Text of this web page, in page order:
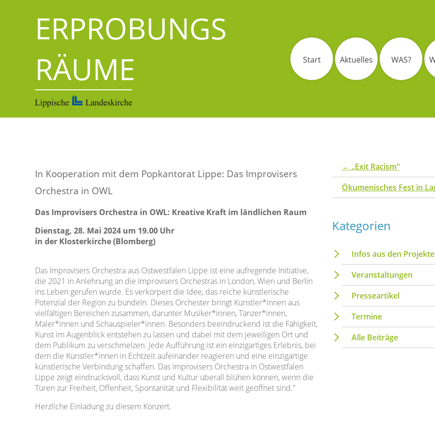
ERPROBUNGS
RÄUME
Start Aktuelles WAS?
In Kooperation mit dem Popkantorat Lippe: Das Improvisers
Orchestra in OWL
Das Improvisers Orchestra in OWL: Kreative Kraft im ländlichen Raum
Dienstag, 28. Mai 2024 um 19.00 Uhr
in der Klosterkirche (Blomberg)
Das Improvisers Orchestra aus Ostwestfalen Lippe ist eine aufregende Initiative,
die 2021 in Anlehnung an die Improvisers Orchestras in London, Wien und Berlin
ins Leben gerufen wurde. Es verkörpert die Idee, das reiche künstlerische
Potenzial der Region zu bündeln. Dieses Orchester bringt Künstler*innen aus
vielfältigen Bereichen zusammen, darunter Musiker*innen, Tänzer*innen,
Maler*innen und Schauspieler*innen. Besonders beeindruckend ist die Fähigkeit,
Kunst im Augenblick entstehen zu lassen und dabei mit dem jeweiligen Ort und
dem Publikum zu verschmelzen. Jede Aufführung ist ein einzigartiges Erlebnis, bei
dem die Künstler*innen in Echtzeit aufeinander reagieren und eine einzigartige
künstlerische Verbindung schaffen. Das Improvisers Orchestra in Ostwestfalen
Lippe zeigt eindrucksvoll, dass Kunst und Kultur überall blühen können, wenn die
Türen zur Freiheit, Offenheit, Spontanität und Flexibilität weit geöffnet sind."
Herzliche Einladung zu diesem Konzert.
← „Exit Racism“
Ökumenisches Fest in
Kategorien
Infos aus den
Veranstaltungen
Presseartikel
Termine
Alle Beiträge